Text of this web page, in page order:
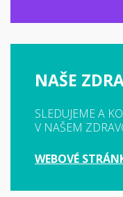
NAŠE
SLEDUJEME A
V NAŠEM
WEBOVÉ